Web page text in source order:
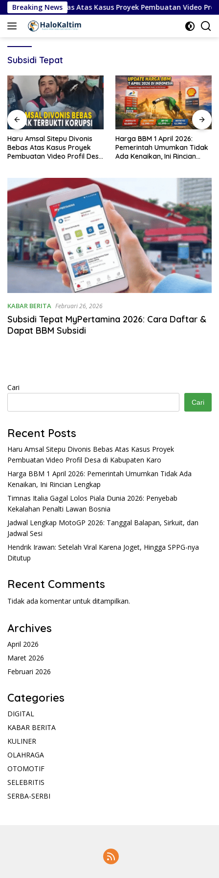
Langsung
ke
konten
Breaking News
Divonis Bebas Atas Kasus Proyek Pembuatan Video Profil
Subsidi Tepat
Haru Amsal Sitepu Divonis
Bebas Atas Kasus Proyek
Pembuatan Video Profil Desa
Harga BBM 1 April 2026:
Pemerintah Umumkan Tidak
Ada Kenaikan, Ini Rincian
KABAR BERITA Februari 26, 2026
Subsidi Tepat MyPertamina 2026: Cara Daftar &
Dapat BBM Subsidi
Cari
Cari
Recent Posts
Haru Amsal Sitepu Divonis Bebas Atas Kasus Proyek
Pembuatan Video Profil Desa di Kabupaten Karo
Harga BBM 1 April 2026: Pemerintah Umumkan Tidak Ada
Kenaikan, Ini Rincian Lengkap
Timnas Italia Gagal Lolos Piala Dunia 2026: Penyebab
Kekalahan Penalti Lawan Bosnia
Jadwal Lengkap MotoGP 2026: Tanggal Balapan, Sirkuit, dan
Jadwal Sesi
Hendrik Irawan: Setelah Viral Karena Joget, Hingga SPPG-nya
Ditutup
Recent Comments
Tidak ada komentar untuk ditampilkan.
Archives
April 2026
Maret 2026
Februari 2026
Categories
DIGITAL
KABAR BERITA
KULINER
OLAHRAGA
OTOMOTIF
SELEBRITIS
SERBA-SERBI